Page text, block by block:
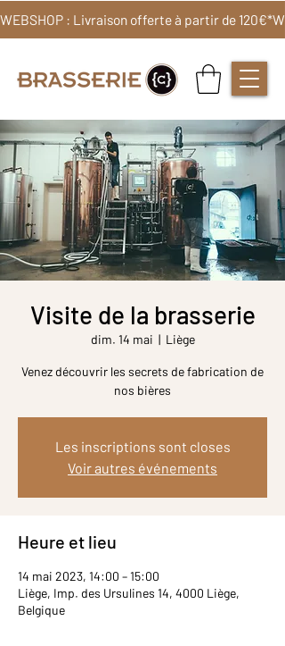
WEBSHOP : Livraison offerte à partir de 120€*
Visite de la brasserie
dim. 14 mai
  |
Liège
Venez découvrir les secrets de fabrication de
nos bières
Les inscriptions sont closes
Voir autres événements
Heure et lieu
14 mai 2023, 14:00 – 15:00
Liège, Imp. des Ursulines 14, 4000 Liège,
Belgique